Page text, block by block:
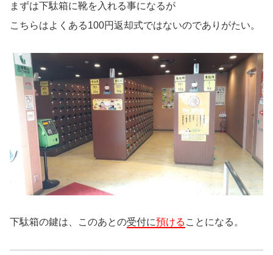
まずは下駄箱に靴を入れる事になるが
こちらはよくある100円返却式ではないのでありがたい。
下駄箱の鍵は、このあとの受付に預ける ことになる。